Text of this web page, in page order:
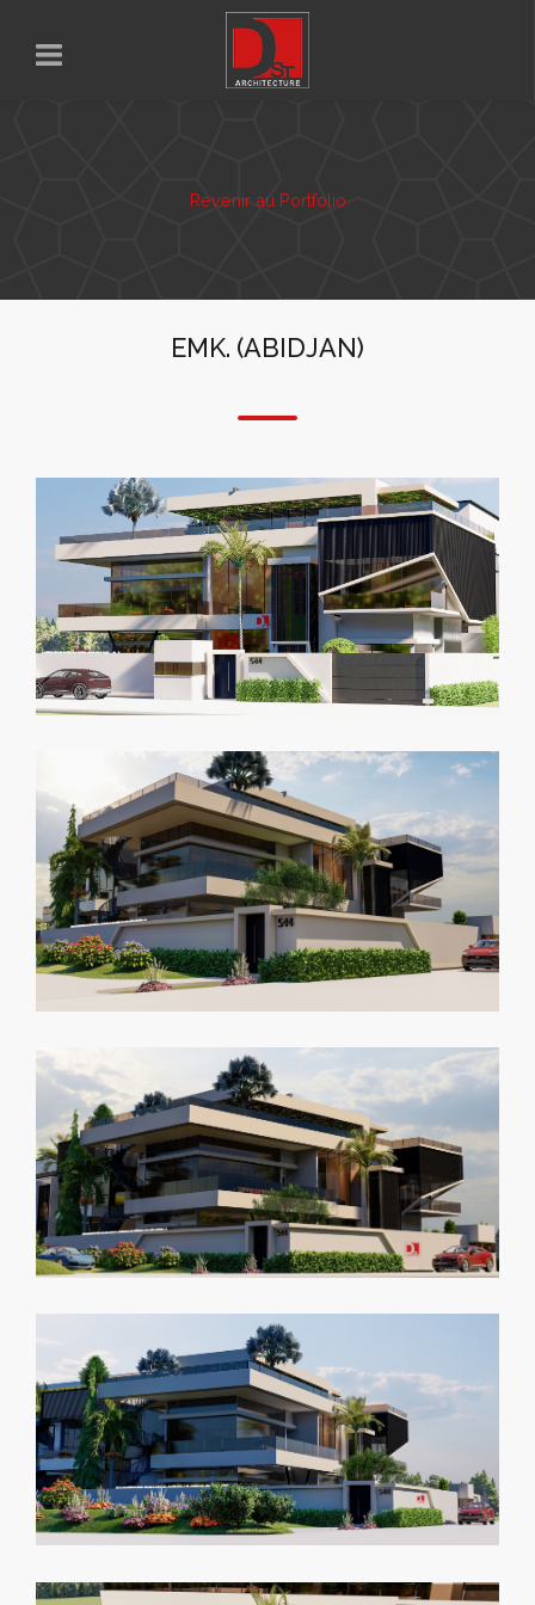
Revenir au Portfolio
EMK. (ABIDJAN)